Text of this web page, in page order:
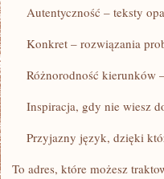
Autentyczność – teksty
Konkret – rozwiązania
Różnorodność kierunków
Inspiracja, gdy nie wiesz
Przyjazny język, dzięki
To adres, które możesz